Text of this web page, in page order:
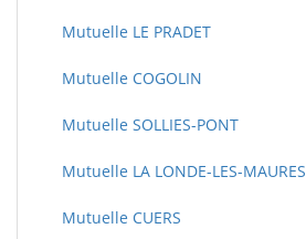
Mutuelle LE PRADET
Mutuelle COGOLIN
Mutuelle SOLLIES-PONT
Mutuelle LA LONDE-LES-MAURES
Mutuelle CUERS